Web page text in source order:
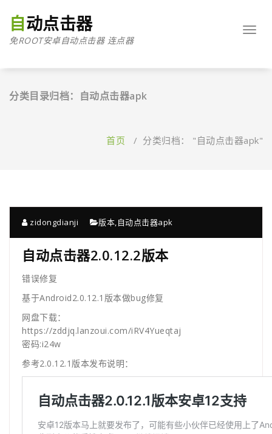
自动点击器
免ROOT安卓自动点击器 连点器
分类目录归档：自动点击器apk
首页 / 分类归档： "自动点击器apk"
zidongdianji 版本,自动点击器apk
自动点击器2.0.12.2版本
错误修复
基于Android2.0.12.1版本做bug修复
网盘下载：
https://zddjq.lanzoui.com/iRV4Yueqtaj
密码:i24w
参考2.0.12.1版本发布说明：